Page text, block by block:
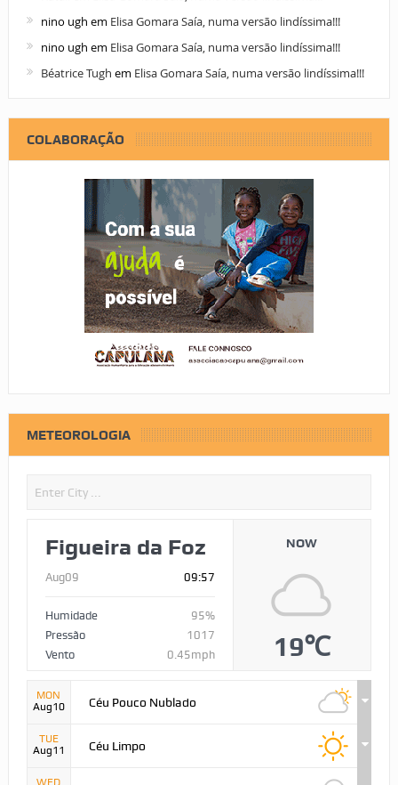
nino ugh em Elisa Gomara Saía, numa versão lindíssima!!!
nino ugh em Elisa Gomara Saía, numa versão lindíssima!!!
Béatrice Tugh em Elisa Gomara Saía, numa versão lindíssima!!!
COLABORAÇÃO
METEOROLOGIA
Figueira da Foz
Aug09 09:57
Humidade
95%
Pressão
1017
Vento
0.45mph
NOW
19℃
MON
Aug10
Céu Pouco Nublado
TUE
Aug11
Céu Limpo
WED